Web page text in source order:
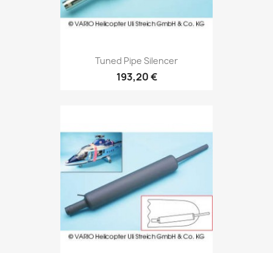
Tuned Pipe Silencer
193,20 €